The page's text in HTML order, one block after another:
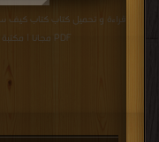
قراءة و تحميل كتاب كتاب كيف
PDF مجانا | مكتبة >